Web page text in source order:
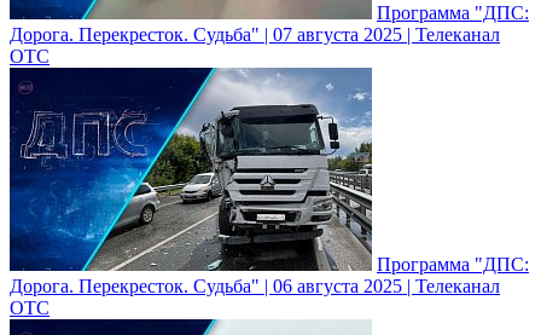
Программа "ДПС:
Дорога. Перекресток. Судьба" | 07 августа 2025 | Телеканал
ОТС
Программа "ДПС:
Дорога. Перекресток. Судьба" | 06 августа 2025 | Телеканал
ОТС